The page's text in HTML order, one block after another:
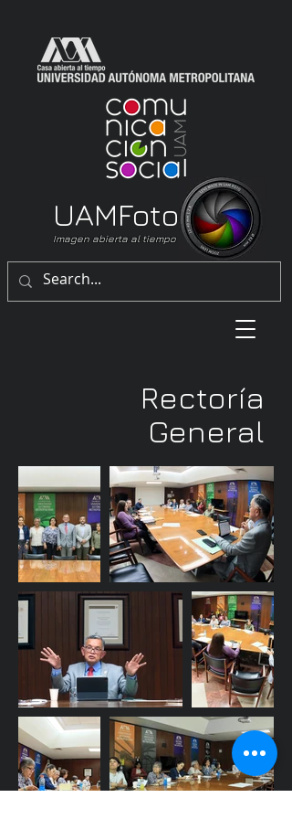
Imagen abierta al tiempo
UAMFoto
Rectoría
General